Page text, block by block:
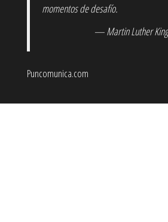
momentos de desafío.
— Martin Luther
Puncomunica.com